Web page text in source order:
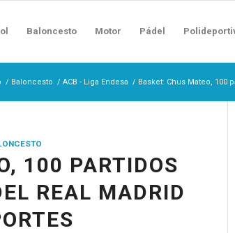
Baloncesto Motor Pádel
/ Baloncesto / ACB - Liga Endesa / Basket: Chus Mateo, 100
100 PARTIDOS
REAL MADRID